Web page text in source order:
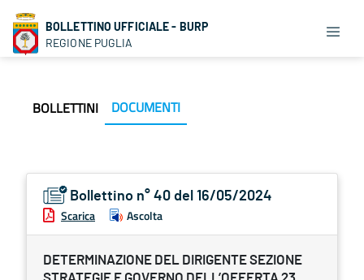
BOLLETTINO UFFICIALE - BURP
REGIONE PUGLIA
BOLLETTINI DOCUMENTI
Bollettino n° 40 del 16/05/2024
Scarica Ascolta
DETERMINAZIONE DEL DIRIGENTE SEZIONE